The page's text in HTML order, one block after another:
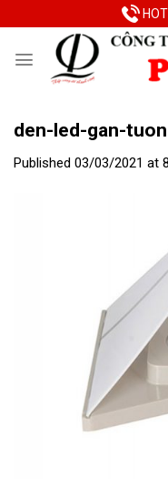
to
den-led-gan-
Published 03/03/2021 at